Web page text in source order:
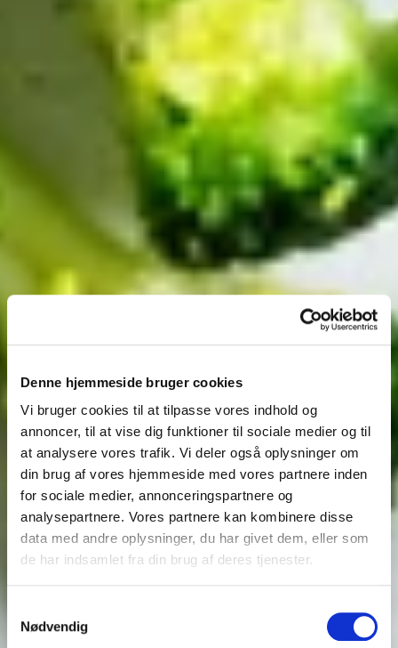
Denne hjemmeside bruger cookies
Vi bruger cookies til at tilpasse vores indhold og
annoncer, til at vise dig funktioner til sociale medier og til
at analysere vores trafik. Vi deler også oplysninger om
din brug af vores hjemmeside med vores partnere inden
for sociale medier, annonceringspartnere og
analysepartnere. Vores partnere kan kombinere disse
data med andre oplysninger, du har givet dem, eller som
de har indsamlet fra din brug af deres tjenester.
Nødvendig